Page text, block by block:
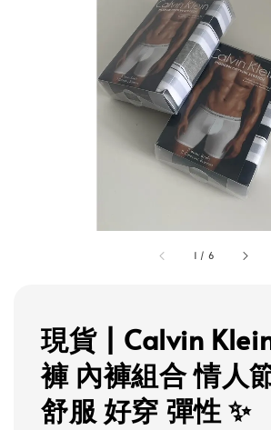
1 / 6
現貨 | Calvin
褲 內褲組合 情人
舒服 好穿 彈性 ✨